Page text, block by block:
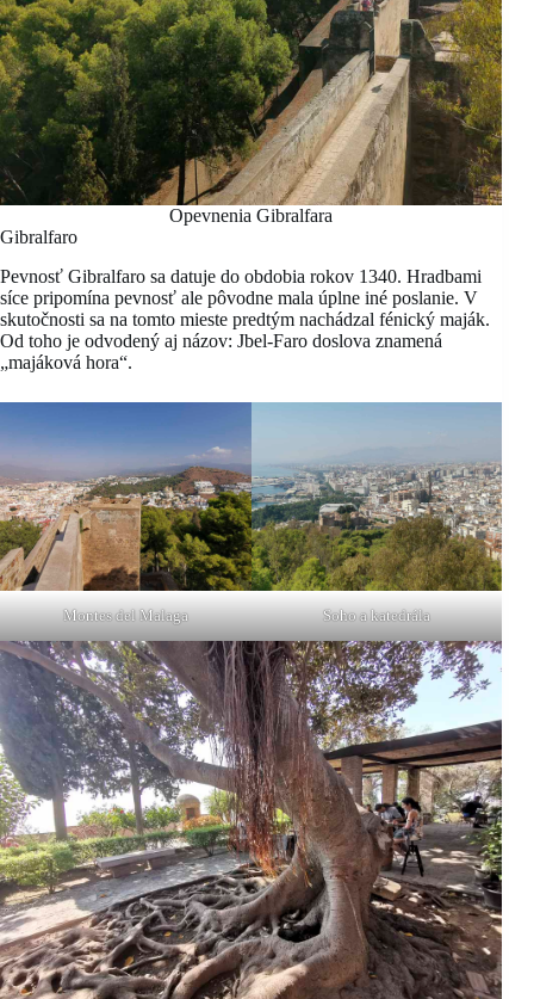
Opevnenia Gibralfara
Gibralfaro
Pevnosť Gibralfaro sa datuje do obdobia rokov 1340. Hradbami
síce pripomína pevnosť ale pôvodne mala úplne iné poslanie. V
skutočnosti sa na tomto mieste predtým nachádzal fénický maják.
Od toho je odvodený aj názov: Jbel-Faro doslova znamená
„majáková hora“.
Montes del Malaga Soho a katedrála